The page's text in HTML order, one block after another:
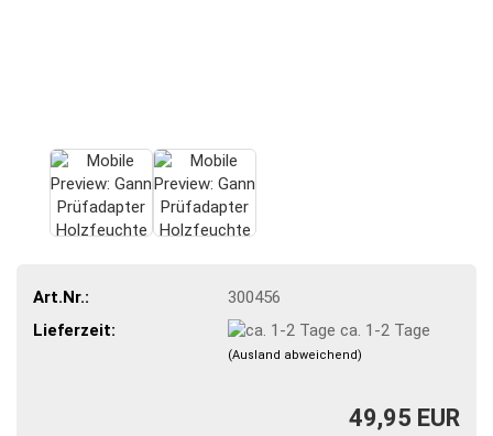
Art.Nr.:
300456
Lieferzeit:
ca. 1-2 Tage
(Ausland abweichend)
49,95 EUR